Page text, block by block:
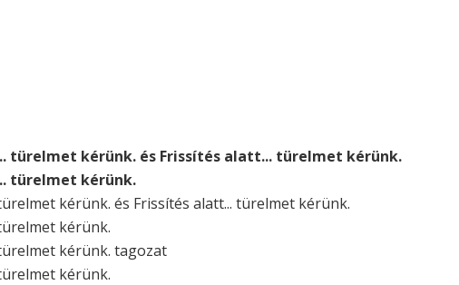
türelmet kérünk. és Frissítés alatt... türelmet kérünk.
türelmet kérünk.
kérünk. és Frissítés alatt... türelmet kérünk.
kérünk.
kérünk. tagozat
kérünk.